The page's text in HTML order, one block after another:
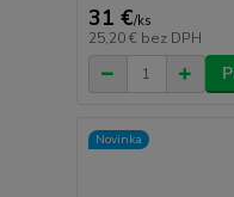
31 €/ks
25,20 € bez DPH
Novinka